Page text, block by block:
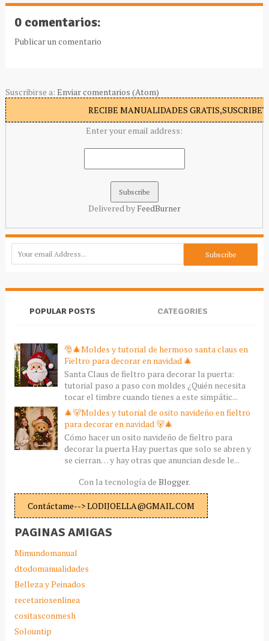
0 comentarios:
Publicar un comentario
Suscribirse a: Enviar comentarios (Atom)
RECIBE MANUALIDADES
Enter your email address:
Delivered by FeedBurner
POPULAR POSTS CATEGORIES
🎅🎄Moldes y tutorial de hermoso santa claus en
Fieltro para decorar en navidad 🎄
Santa Claus de fieltro para decorar la puerta:
tutorial paso a paso con moldes ¿Quién necesita
tocar el timbre cuando tienes a este simpátic...
🎄🐻Moldes y tutorial de osito navideño en fieltro
para decorar en navidad 🐻🎄
Cómo hacer un osito navideño de fieltro para
decorar la puerta Hay puertas que solo se abren y
se cierran… y hay otras que anuncian desde le...
Con la tecnología de Blogger.
Contáctame--> LODIJOELLA@GMAIL.COM
PAGINAS AMIGAS
Mimundomanual
dtodomanualidades
Belleza y Peinados
recetariosenlinea
cositasconmesh
Solountip